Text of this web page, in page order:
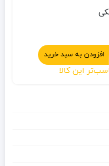
افزودن به سبد خرید
این کالا